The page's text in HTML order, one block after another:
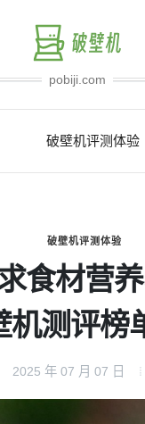
pobiji.com
破壁机评测体验
破壁机评测体验
食材营
机测评榜
2025 年 07 月 07 日